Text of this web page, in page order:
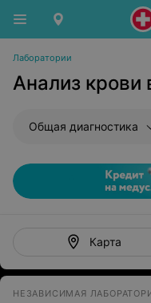
Лаборатории
Анализ крови
Общая диагностика
Карта
НЕЗАВИСИМАЯ